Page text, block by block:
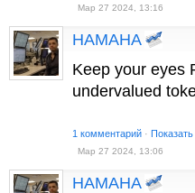
Мар 27 2024, 13:16
HAMAHA
Keep your eyes
undervalued
1 комментарий ·
Мар 27 2024, 13:06
HAMAHA